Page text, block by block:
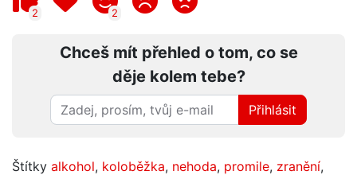
2 2
Chceš mít přehled o tom, co se
děje kolem tebe?
Přihlásit
Štítky alkohol, koloběžka, nehoda, promile, zranění,